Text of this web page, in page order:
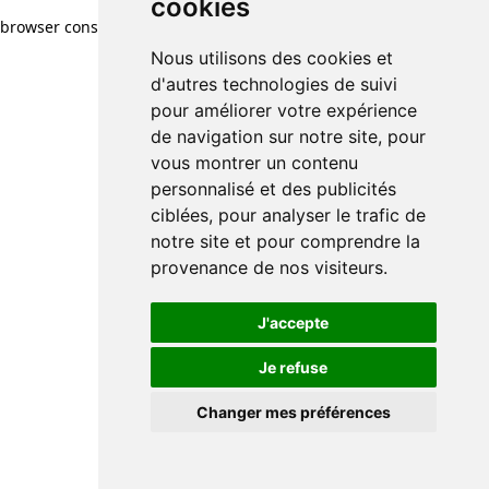
cookies
Nous utilisons des cookies et
d'autres technologies de suivi
pour améliorer votre expérience
de navigation sur notre site, pour
vous montrer un contenu
personnalisé et des publicités
ciblées, pour analyser le trafic de
notre site et pour comprendre la
provenance de nos visiteurs.
J'accepte
Je refuse
Changer mes préférences
browser console for more information)